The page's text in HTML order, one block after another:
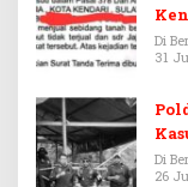
Di
31
Di
26